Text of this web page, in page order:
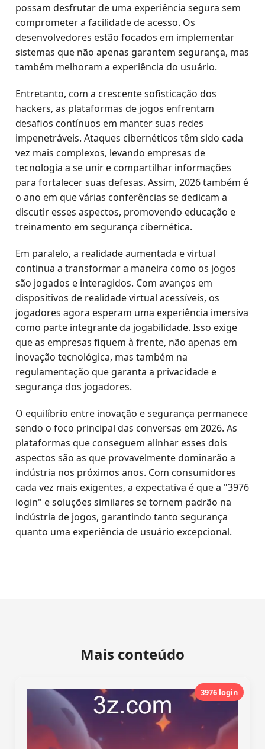
possam desfrutar de uma experiência segura sem
comprometer a facilidade de acesso. Os
desenvolvedores estão focados em implementar
sistemas que não apenas garantem segurança, mas
também melhoram a experiência do usuário.
Entretanto, com a crescente sofisticação dos
hackers, as plataformas de jogos enfrentam
desafios contínuos em manter suas redes
impenetráveis. Ataques cibernéticos têm sido cada
vez mais complexos, levando empresas de
tecnologia a se unir e compartilhar informações
para fortalecer suas defesas. Assim, 2026 também é
o ano em que várias conferências se dedicam a
discutir esses aspectos, promovendo educação e
treinamento em segurança cibernética.
Em paralelo, a realidade aumentada e virtual
continua a transformar a maneira como os jogos
são jogados e interagidos. Com avanços em
dispositivos de realidade virtual acessíveis, os
jogadores agora esperam uma experiência imersiva
como parte integrante da jogabilidade. Isso exige
que as empresas fiquem à frente, não apenas em
inovação tecnológica, mas também na
regulamentação que garanta a privacidade e
segurança dos jogadores.
O equilíbrio entre inovação e segurança permanece
sendo o foco principal das conversas em 2026. As
plataformas que conseguem alinhar esses dois
aspectos são as que provavelmente dominarão a
indústria nos próximos anos. Com consumidores
cada vez mais exigentes, a expectativa é que a "3976
login" e soluções similares se tornem padrão na
indústria de jogos, garantindo tanto segurança
quanto uma experiência de usuário excepcional.
Mais conteúdo
3976 login